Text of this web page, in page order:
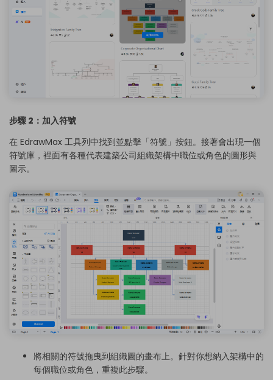
步驟 2：加入符號
在 EdrawMax 工具列中找到並點擊「符號」按鈕。接著會出現一個
符號庫，裡面有各種代表建築公司組織架構中職位或角色的圖形與
圖示。
將相關的符號拖曳到組織圖的畫布上。針對你想納入架構中的
每個職位或角色，重複此步驟。